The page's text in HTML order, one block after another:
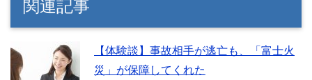
関連記事
【体験談】事故相手が逃亡も、「富士火
災」が保障してくれた